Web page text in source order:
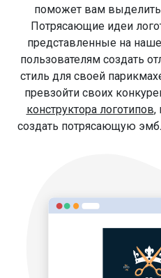
поможет вам
Потрясающие идеи
представленные на
пользователям создать
стиль для своей
превзойти своих
конструктора логотипов,
создать потрясающую